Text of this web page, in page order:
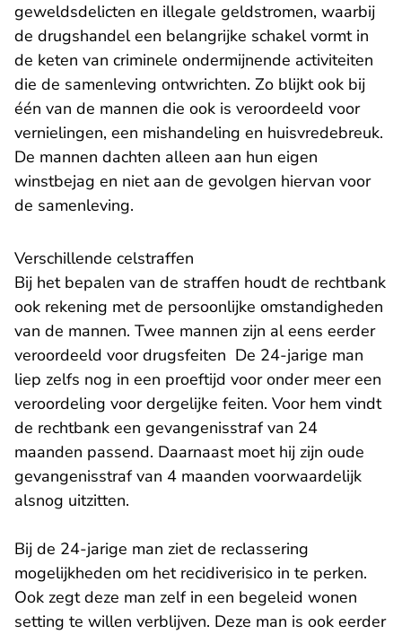
geweldsdelicten en illegale geldstromen, waarbij
de drugshandel een belangrijke schakel vormt in
de keten van criminele ondermijnende activiteiten
die de samenleving ontwrichten. Zo blijkt ook bij
één van de mannen die ook is veroordeeld voor
vernielingen, een mishandeling en huisvredebreuk.
De mannen dachten alleen aan hun eigen
winstbejag en niet aan de gevolgen hiervan voor
de samenleving.
Verschillende celstraffen
Bij het bepalen van de straffen houdt de rechtbank
ook rekening met de persoonlijke omstandigheden
van de mannen. Twee mannen zijn al eens eerder
veroordeeld voor drugsfeiten De 24-jarige man
liep zelfs nog in een proeftijd voor onder meer een
veroordeling voor dergelijke feiten. Voor hem vindt
de rechtbank een gevangenisstraf van 24
maanden passend. Daarnaast moet hij zijn oude
gevangenisstraf van 4 maanden voorwaardelijk
alsnog uitzitten.
Bij de 24-jarige man ziet de reclassering
mogelijkheden om het recidiverisico in te perken.
Ook zegt deze man zelf in een begeleid wonen
setting te willen verblijven. Deze man is ook eerder